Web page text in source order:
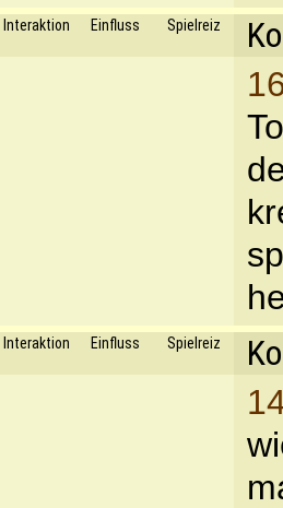
Interaktion Einfluss Spielreiz
Interaktion Einfluss Spielreiz